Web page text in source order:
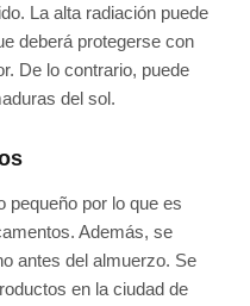
La alta radiación puede
deberá protegerse con
De lo contrario, puede
del sol.
pequeño por lo que es
Además, se
antes del almuerzo. Se
en la ciudad de